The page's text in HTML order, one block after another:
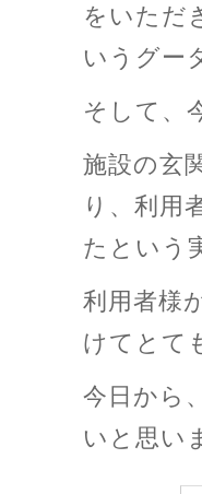
をいただ
いうグー
そして、
施設の玄
り、利用
たという
利用者様
けてとて
今日から
いと思い